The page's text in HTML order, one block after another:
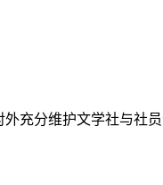
充分维护文学社与社员